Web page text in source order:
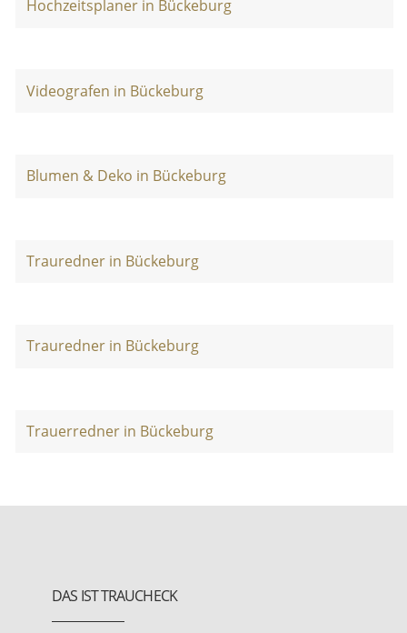
Hochzeitsplaner in Bückeburg
Videografen in Bückeburg
Blumen & Deko in Bückeburg
Trauredner in Bückeburg
Trauredner in Bückeburg
Trauerredner in Bückeburg
DAS IST TRAUCHECK